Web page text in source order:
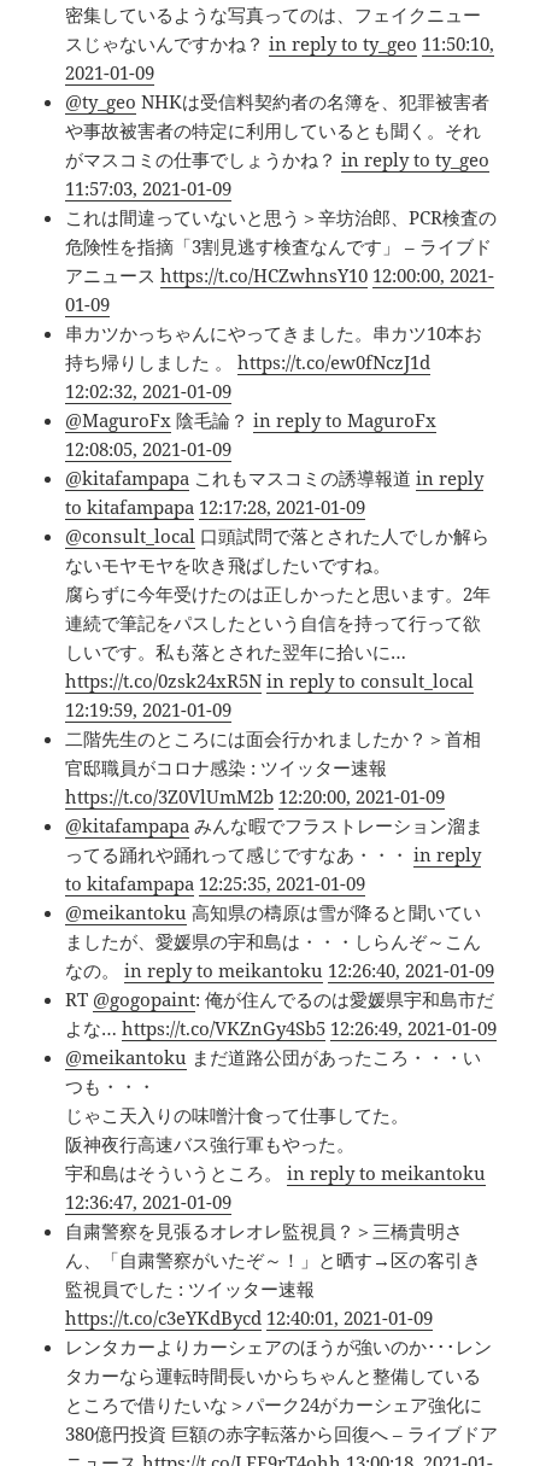
密集しているような写真ってのは、フェイクニュー
スじゃないんですかね？in reply to ty_geo 11:50:10,
2021-01-09
@ty_geo NHKは受信料契約者の名簿を、犯罪被害者
や事故被害者の特定に利用しているとも聞く。それ
がマスコミの仕事でしょうかね？in reply to ty_geo
11:57:03, 2021-01-09
これは間違っていないと思う＞辛坊治郎、PCR検査の
危険性を指摘「3割見逃す検査なんです」 – ライブド
アニュースhttps://t.co/HCZwhnsY10 12:00:00, 2021-
01-09
串カツかっちゃんにやってきました。串カツ10本お
持ち帰りしました 。https://t.co/ew0fNczJ1d
12:02:32, 2021-01-09
@MaguroFx 陰毛論？in reply to MaguroFx
12:08:05, 2021-01-09
@kitafampapa これもマスコミの誘導報道in reply
to kitafampapa 12:17:28, 2021-01-09
@consult_local 口頭試問で落とされた人でしか解ら
ないモヤモヤを吹き飛ばしたいですね。
腐らずに今年受けたのは正しかったと思います。2年
連続で筆記をパスしたという自信を持って行って欲
しいです。私も落とされた翌年に拾いに…
https://t.co/0zsk24xR5N in reply to consult_local
12:19:59, 2021-01-09
二階先生のところには面会行かれましたか？＞首相
官邸職員がコロナ感染 : ツイッター速報
https://t.co/3Z0VlUmM2b 12:20:00, 2021-01-09
@kitafampapa みんな暇でフラストレーション溜ま
ってる踊れや踊れって感じですなあ・・・in reply
to kitafampapa 12:25:35, 2021-01-09
@meikantoku 高知県の檮原は雪が降ると聞いてい
ましたが、愛媛県の宇和島は・・・しらんぞ～こん
なの。in reply to meikantoku 12:26:40, 2021-01-09
RT @gogopaint: 俺が住んでるのは愛媛県宇和島市だ
よな…https://t.co/VKZnGy4Sb5 12:26:49, 2021-01-09
@meikantoku まだ道路公団があったころ・・・い
つも・・・
じゃこ天入りの味噌汁食って仕事してた。
阪神夜行高速バス強行軍もやった。
宇和島はそういうところ。in reply to meikantoku
12:36:47, 2021-01-09
自粛警察を見張るオレオレ監視員？＞三橋貴明さ
ん、「自粛警察がいたぞ～！」と晒す→区の客引き
監視員でした : ツイッター速報
https://t.co/c3eYKdBycd 12:40:01, 2021-01-09
レンタカーよりカーシェアのほうが強いのか･･･レン
タカーなら運転時間長いからちゃんと整備している
ところで借りたいな＞パーク24がカーシェア強化に
380億円投資 巨額の赤字転落から回復へ – ライブドア